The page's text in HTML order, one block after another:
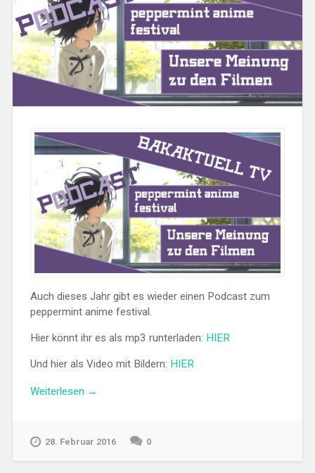
Auch dieses Jahr gibt es wieder einen Podcast zum
peppermint anime festival.
Hier könnt ihr es als mp3 runterladen: HIER
Und hier als Video mit Bildern: HIER
Weiterlesen „BAKAST
zum
→
28. Februar 2016 0